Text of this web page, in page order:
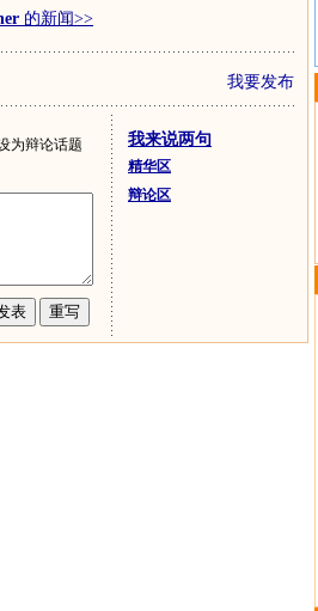
的新闻>>
我要发布
为辩论话题
我来说两句
精华区
辩论区